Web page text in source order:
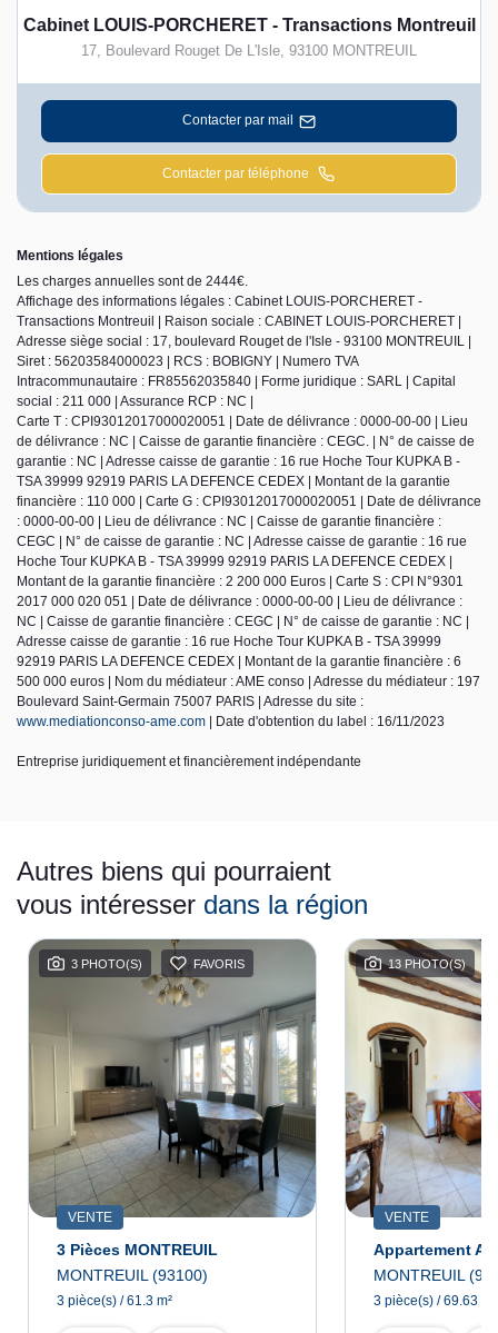
Cabinet LOUIS-PORCHERET - Transactions Montreuil
17, Boulevard Rouget De L'Isle, 93100 MONTREUIL
Contacter par mail
Contacter par téléphone
Mentions légales
Les charges annuelles sont de 2444€.
Affichage des informations légales : Cabinet LOUIS-PORCHERET -
Transactions Montreuil | Raison sociale : CABINET LOUIS-PORCHERET |
Adresse siège social : 17, boulevard Rouget de l'Isle - 93100 MONTREUIL |
Siret : 56203584000023 | RCS : BOBIGNY | Numero TVA
Intracommunautaire : FR85562035840 | Forme juridique : SARL | Capital
social : 211 000 | Assurance RCP : NC |
Carte T : CPI93012017000020051 | Date de délivrance : 0000-00-00 | Lieu
de délivrance : NC | Caisse de garantie financière : CEGC. | N° de caisse de
garantie : NC | Adresse caisse de garantie : 16 rue Hoche Tour KUPKA B -
TSA 39999 92919 PARIS LA DEFENCE CEDEX | Montant de la garantie
financière : 110 000 | Carte G : CPI93012017000020051 | Date de délivrance
: 0000-00-00 | Lieu de délivrance : NC | Caisse de garantie financière :
CEGC | N° de caisse de garantie : NC | Adresse caisse de garantie : 16 rue
Hoche Tour KUPKA B - TSA 39999 92919 PARIS LA DEFENCE CEDEX |
Montant de la garantie financière : 2 200 000 Euros | Carte S : CPI N°9301
2017 000 020 051 | Date de délivrance : 0000-00-00 | Lieu de délivrance :
NC | Caisse de garantie financière : CEGC | N° de caisse de garantie : NC |
Adresse caisse de garantie : 16 rue Hoche Tour KUPKA B - TSA 39999
92919 PARIS LA DEFENCE CEDEX | Montant de la garantie financière : 6
500 000 euros | Nom du médiateur : AME conso | Adresse du médiateur : 197
Boulevard Saint-Germain 75007 PARIS | Adresse du site :
www.mediationconso-ame.com | Date d'obtention du label : 16/11/2023
Entreprise juridiquement et financièrement indépendante
Autres biens qui pourraient
vous intéresser dans la région
3 PHOTO(S) FAVORIS
VENTE
3 Pièces MONTREUIL
MONTREUIL (93100)
3 pièce(s) / 61.3 m²
13 PHOTO(S)
VENTE
MONTREUIL
3 pièce(s) / 69.63 m²